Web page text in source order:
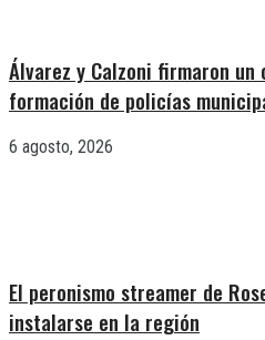
Álvarez y Calzoni firmaron un
formación de policías
6 agosto, 2026
El peronismo streamer de
instalarse en la región